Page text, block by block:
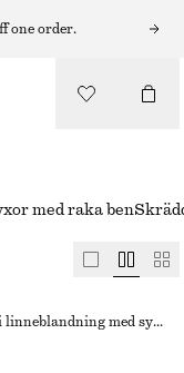
one order.
med raka ben
Shorts i linneblandning med sydda veck